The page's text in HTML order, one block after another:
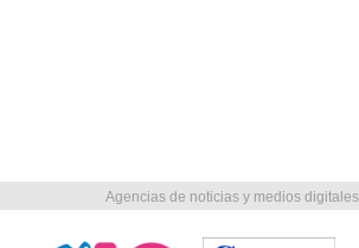
Agencias de noticias y medios digitales